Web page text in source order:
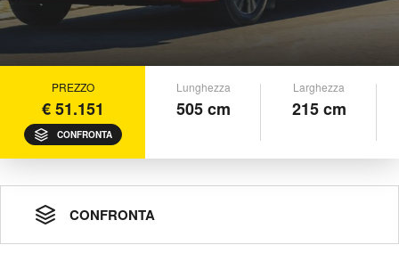
PREZZO
€ 51.151
CONFRONTA
Lunghezza
505 cm
Larghezza
215 cm
CONFRONTA